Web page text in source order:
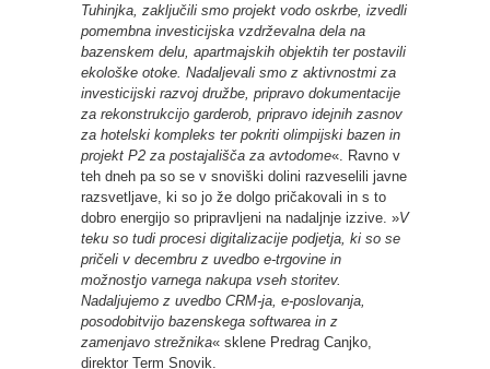
Tuhinjka, zaključili smo projekt vodo oskrbe, izvedli
pomembna investicijska vzdrževalna dela na
bazenskem delu, apartmajskih objektih ter postavili
ekološke otoke. Nadaljevali smo z aktivnostmi za
investicijski razvoj družbe, pripravo dokumentacije
za rekonstrukcijo garderob, pripravo idejnih zasnov
za hotelski kompleks ter pokriti olimpijski bazen in
projekt P2 za postajališča za avtodome«. Ravno v
teh dneh pa so se v snoviški dolini razveselili javne
razsvetljave, ki so jo že dolgo pričakovali in s to
dobro energijo so pripravljeni na nadaljnje izzive. »V
teku so tudi procesi digitalizacije podjetja, ki so se
pričeli v decembru z uvedbo e-trgovine in
možnostjo varnega nakupa vseh storitev.
Nadaljujemo z uvedbo CRM-ja, e-poslovanja,
posodobitvijo bazenskega softwarea in z
zamenjavo strežnika« sklene Predrag Canjko,
direktor Term Snovik.